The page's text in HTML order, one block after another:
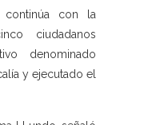
continúa con la
ciudadanos
denominado
y ejecutado el